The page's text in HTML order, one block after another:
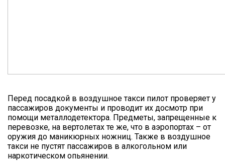
Перед посадкой в воздушное такси пилот проверяет у
пассажиров документы и проводит их досмотр при
помощи металлодетектора. Предметы, запрещенные к
перевозке, на вертолетах те же, что в аэропортах – от
оружия до маникюрных ножниц. Также в воздушное
такси не пустят пассажиров в алкогольном или
наркотическом опьянении.